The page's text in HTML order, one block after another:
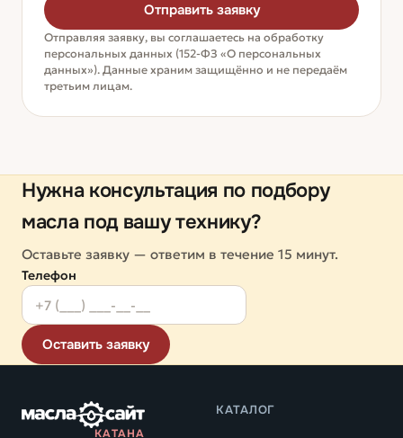
Отправить заявку
Отправляя заявку, вы соглашаетесь на обработку
персональных данных (152-ФЗ «О персональных
данных»). Данные храним защищённо и не передаём
третьим лицам.
Нужна консультация по подбору
масла под вашу технику?
Оставьте заявку — ответим в течение 15 минут.
Телефон
Оставить заявку
КАТАНА
КАТАЛОГ